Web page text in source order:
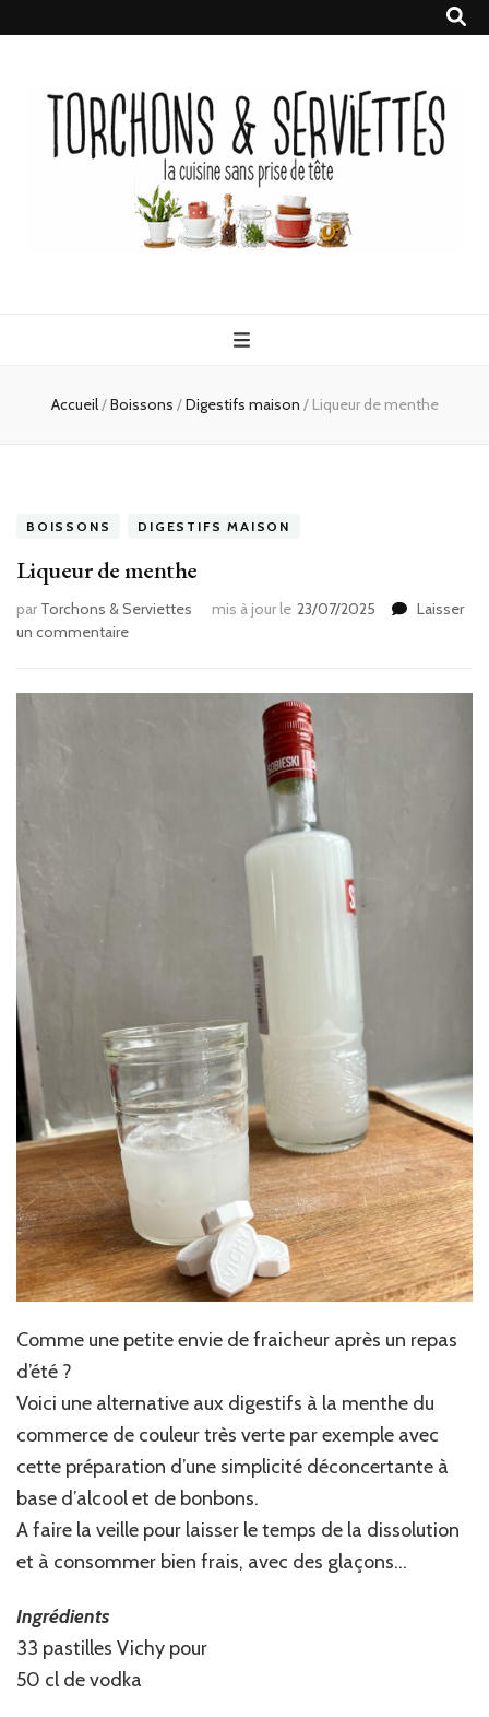
Serviettes
Accueil/Boissons /Digestifs maison / Liqueur de menthe
BOISSONS DIGESTIFS MAISON
Liqueur de menthe
par Torchons & Serviettes mis à jour le 23/07/2025
Laisser
un commentairesur
menthe
Comme une petite envie de fraicheur après un repas
d’été ?
Voici une alternative aux digestifs à la menthe du
commerce de couleur très verte par exemple avec
cette préparation d’une simplicité déconcertante à
base d’alcool et de bonbons.
A faire la veille pour laisser le temps de la dissolution
et à consommer bien frais, avec des glaçons…
Ingrédients
33 pastilles Vichy pour
50 cl de vodka